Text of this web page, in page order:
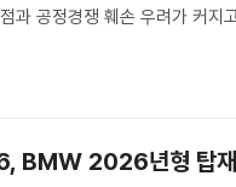
과 공정경쟁 훼손 우려가 커지
BMW 2026년형 탑재